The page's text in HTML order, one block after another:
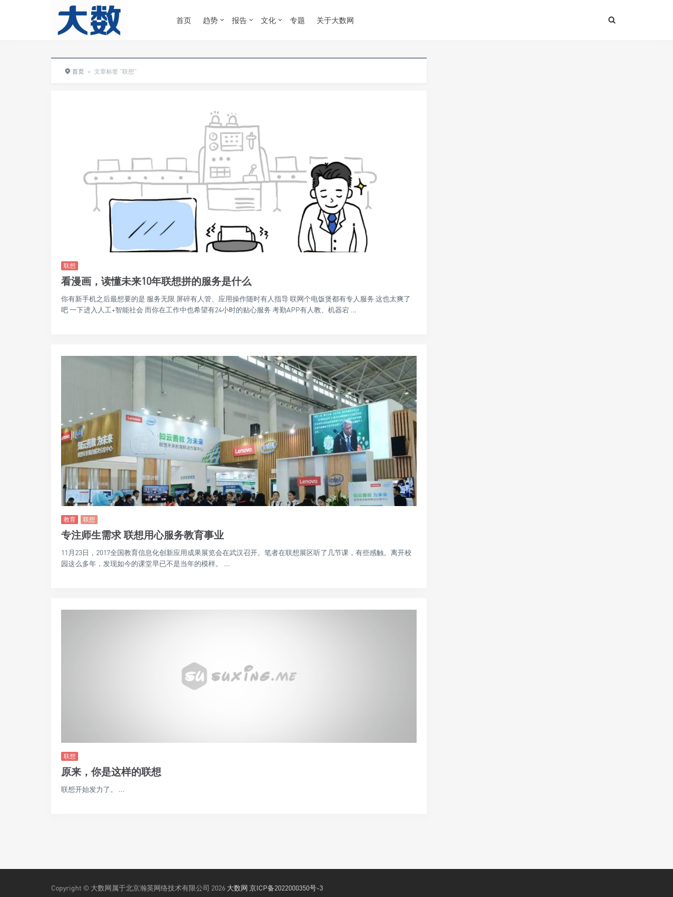
首页 趋势 报告 文化 专题 关于大数网
首页 › 文章标签 "联想"
联想
看漫画，读懂未来10年联想拼的服务是什么
你有新手机之后最想要的是 服务无限 屏碎有人管、应用操作随时有人指导 联网个电饭煲都有专人服务 这也太爽了
吧 一下进入人工+智能社会 而你在工作中也希望有24小时的贴心服务 考勤APP有人教、机器宕 ...
教育 联想
专注师生需求 联想用心服务教育事业
11月23日，2017全国教育信息化创新应用成果展览会在武汉召开。笔者在联想展区听了几节课，有些感触。离开校
园这么多年，发现如今的课堂早已不是当年的模样。 ...
联想
原来，你是这样的联想
联想开始发力了。 ...
Copyright © 大数网属于北京瀚英网络技术有限公司 2026 大数网 京ICP备2022000350号-3